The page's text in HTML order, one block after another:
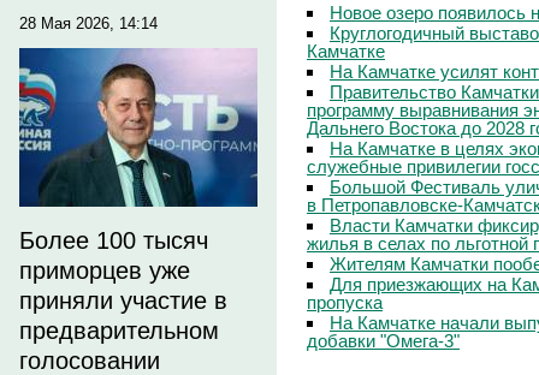
28 Мая 2026, 14:14
Более 100 тысяч
приморцев уже
приняли участие в
предварительном
голосовании
Новое озеро появилось
Круглогодичный
Камчатке
На Камчатке усилят
Правительство
программу выравнивания
Дальнего Востока до 2028
На Камчатке в целях
служебные привилегии
Большой Фестиваль
в Петропавловске-
Власти Камчатки
жилья в селах по льготной
Жителям Камчатки
Для приезжающих на
пропуска
На Камчатке начали
добавки "Омега-3"